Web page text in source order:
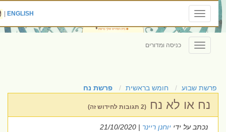
Toggle
navigation
ENGLISH
|
Toggle
navigation
כניסה ומדורים
פרשת שבוע חומש בראשית פרשת נח
נח או לא נח
נכתב על ידייוחנן ריינר| 21/10/2020